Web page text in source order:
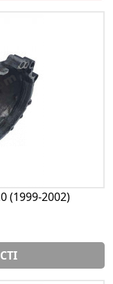
(1999-2002)